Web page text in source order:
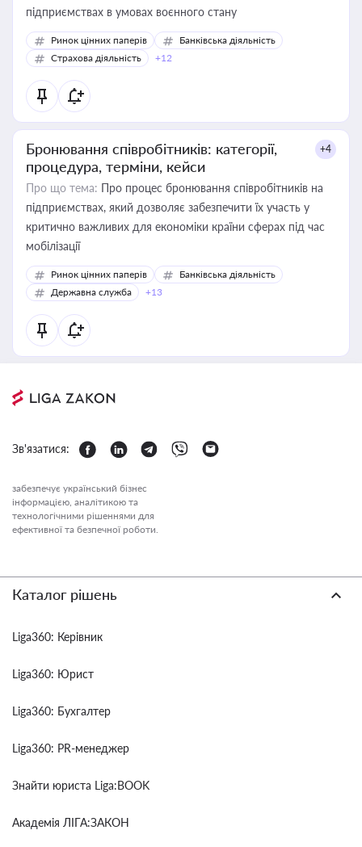
підприємствах в умовах воєнного стану
Ринок цінних паперів
Банківська діяльність
Страхова діяльність
+12
Бронювання співробітників: категорії,
процедура, терміни, кейси
+4
Про що тема: Про процес бронювання співробітників на
підприємствах, який дозволяє забезпечити їх участь у
критично важливих для економіки країни сферах під час
мобілізації
Ринок цінних паперів
Банківська діяльність
Державна служба
+13
Зв'язатися:
забезпечує український бізнес
інформацією, аналітикою та
технологічними рішеннями для
ефективної та безпечної роботи.
Каталог рішень
Liga360: Керівник
Liga360: Юрист
Liga360: Бухгалтер
Liga360: PR-менеджер
Знайти юриста Liga:BOOK
Академія ЛІГА:ЗАКОН